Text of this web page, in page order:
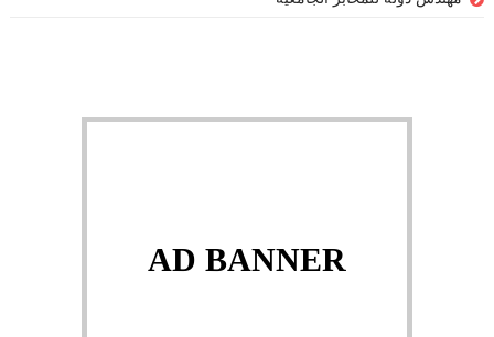
AD BANNER